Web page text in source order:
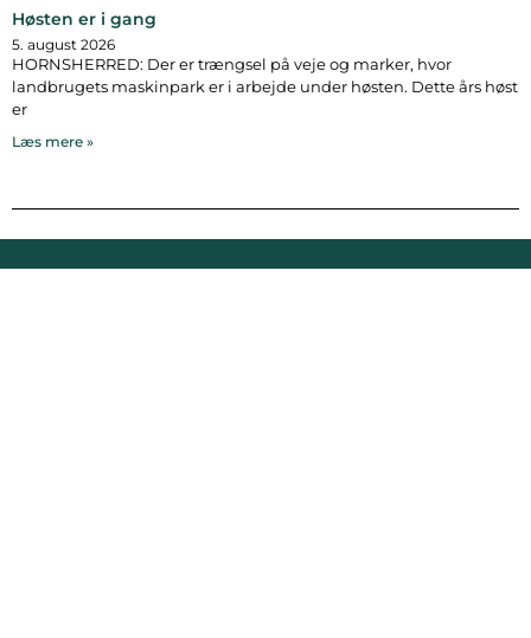
Høsten er i gang
5. august 2026
HORNSHERRED: Der er trængsel på veje og marker, hvor
landbrugets maskinpark er i arbejde under høsten. Dette års høst
er
Læs mere »